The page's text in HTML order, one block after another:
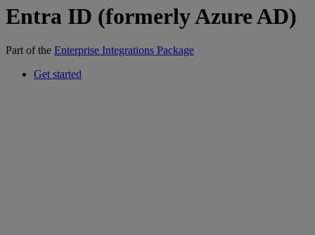
Entra ID (formerly Azure AD)
Part of the Enterprise Integrations Package
Get started